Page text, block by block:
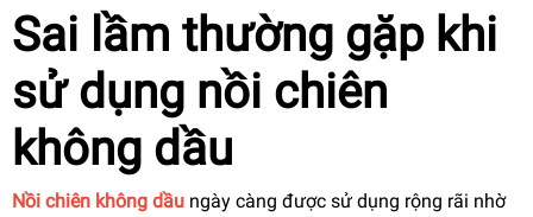
Sai lầm thường gặp khi
sử dụng nồi chiên
không dầu
Nồi chiên không dầu ngày càng được sử dụng rộng rãi nhờ